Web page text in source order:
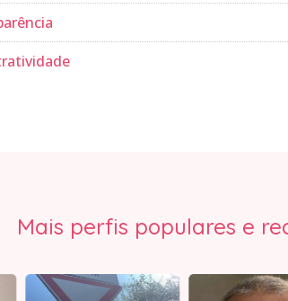
Mais perfis populares e